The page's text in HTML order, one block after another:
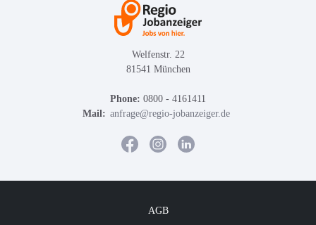
Welfenstr. 22
81541 München
Phone: 0800 - 4161411
Mail: anfrage@regio-jobanzeiger.de
AGB